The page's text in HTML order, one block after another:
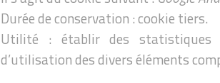
Durée de conservation : cookie tiers.
Utilité : établir des statistiques
d’utilisation des divers éléments